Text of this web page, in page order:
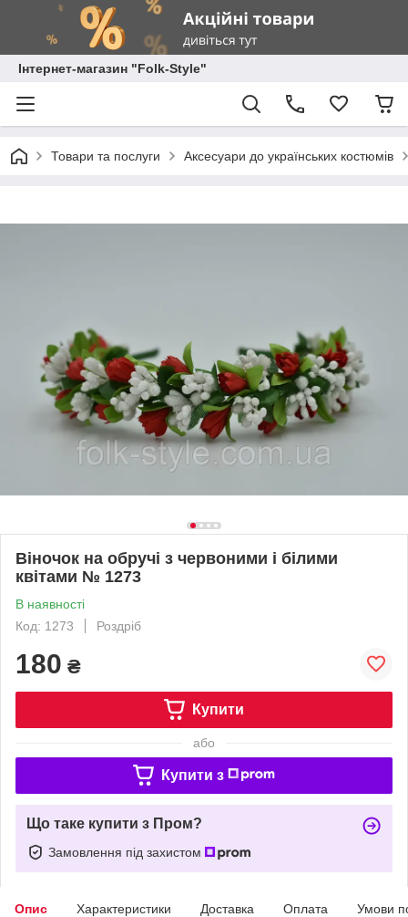
Інтернет-магазин "Folk-Style"
Товари та послуги Аксесуари до українських костюмів
Віночок на обручі з червоними і білими
квітами № 1273
В наявності
Код: 1273
Роздріб
180 ₴
Купити
або
Купити з
Що таке купити з Пром?
Замовлення під захистом
Опис Характеристики Доставка Оплата Умови